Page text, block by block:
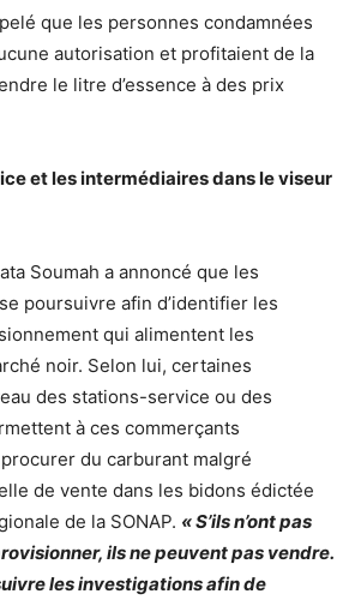
que les personnes condamnées
autorisation et profitaient de la
le litre d’essence à des prix
et les intermédiaires dans le viseur
Soumah a annoncé que les
poursuivre afin d’identifier les
qui alimentent les
noir. Selon lui, certaines
des stations-service ou des
à ces commerçants
du carburant malgré
de vente dans les bidons édictée
de la SONAP. « S’ils n’ont pas
ils ne peuvent pas vendre.
les investigations afin de